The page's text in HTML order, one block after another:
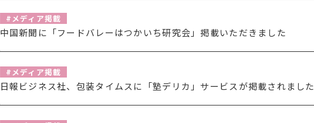
#メディア掲載
中国新聞に「フードバレーはつかいち研究会」掲載いただきました
#メディア掲載
日報ビジネス社、包装タイムスに「塾デリカ」サービスが掲載されました